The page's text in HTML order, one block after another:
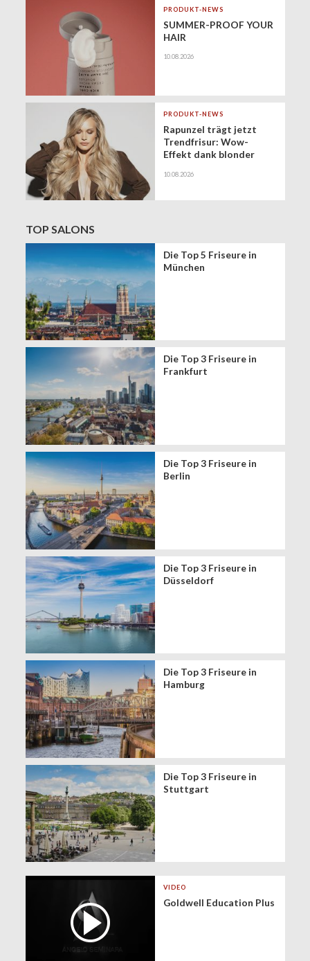
PRODUKT-NEWS
SUMMER-PROOF YOUR
HAIR
10.08.2026
PRODUKT-NEWS
Rapunzel trägt jetzt
Trendfrisur: Wow-
Effekt dank blonder
10.08.2026
TOP SALONS
Die Top 5 Friseure in
München
Die Top 3 Friseure in
Frankfurt
Die Top 3 Friseure in
Berlin
Die Top 3 Friseure in
Düsseldorf
Die Top 3 Friseure in
Hamburg
Die Top 3 Friseure in
Stuttgart
VIDEO
Goldwell Education Plus